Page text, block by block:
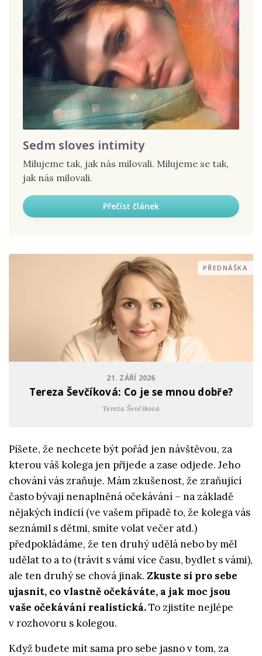
Sedm sloves intimity
Milujeme tak, jak nás milovali. Milujeme se tak,
jak nás milovali.
Přečíst článek
PŘEDNÁŠKA
21. ZÁŘÍ 2026
Tereza Ševčíková: Co je se mnou dobře?
Tereza Ševčíková
Píšete, že nechcete být pořád jen návštěvou, za
kterou váš kolega jen přijede a zase odjede. Jeho
chování vás zraňuje. Mám zkušenost, že zraňující
často bývají nenaplněná očekávání – na základě
nějakých indicií (ve vašem případě to, že kolega vás
seznámil s dětmi, smíte volat večer atd.)
předpokládáme, že ten druhý udělá nebo by měl
udělat to a to (trávit s vámi více času, bydlet s vámi),
ale ten druhý se chová jinak. Zkuste si pro sebe
ujasnit, co vlastně očekáváte, a jak moc jsou
vaše očekávání realistická.To zjistíte nejlépe
v rozhovoru s kolegou.
Když budete mít sama pro sebe jasno v tom, za